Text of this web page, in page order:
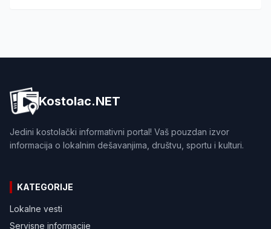
Kostolac.NET
Jedini kostolački informativni portal! Vaš pouzdan izvor
informacija o lokalnim dešavanjima, društvu, sportu i kulturi.
KATEGORIJE
Lokalne vesti
Servisne informacije